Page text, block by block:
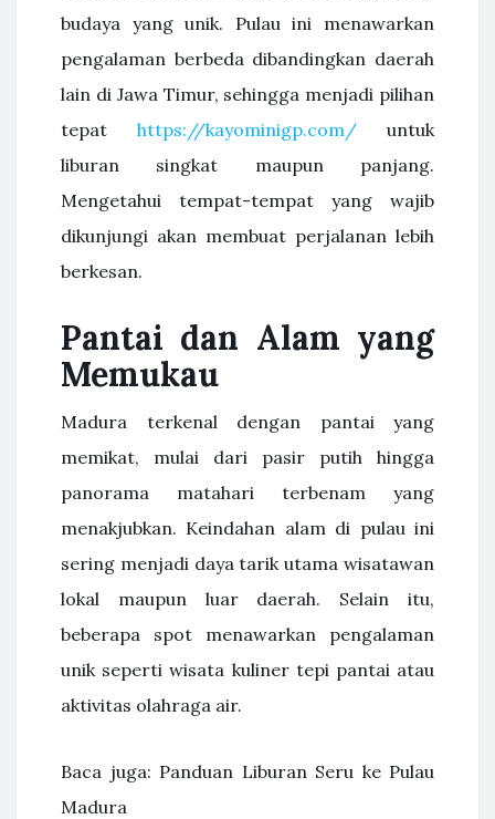
budaya yang unik. Pulau ini menawarkan
pengalaman berbeda dibandingkan daerah
lain di Jawa Timur, sehingga menjadi pilihan
tepat https://kayominigp.com/ untuk
liburan singkat maupun panjang.
Mengetahui tempat-tempat yang wajib
dikunjungi akan membuat perjalanan lebih
berkesan.
Pantai dan Alam yang
Memukau
Madura terkenal dengan pantai yang
memikat, mulai dari pasir putih hingga
panorama matahari terbenam yang
menakjubkan. Keindahan alam di pulau ini
sering menjadi daya tarik utama wisatawan
lokal maupun luar daerah. Selain itu,
beberapa spot menawarkan pengalaman
unik seperti wisata kuliner tepi pantai atau
aktivitas olahraga air.
Baca juga: Panduan Liburan Seru ke Pulau
Madura